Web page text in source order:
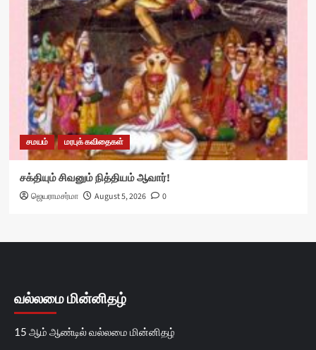
சமயம் மரபுக் கவிதைகள்
சக்தியும் சிவனும் நித்தியம் ஆவார்!
ஜெயராமசர்மா August 5, 2026 0
வல்லமை மின்னிதழ்
15 ஆம் ஆண்டில் வல்லமை மின்னிதழ்